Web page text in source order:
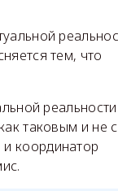
тем, что
реальности
таковым и не с
координатор